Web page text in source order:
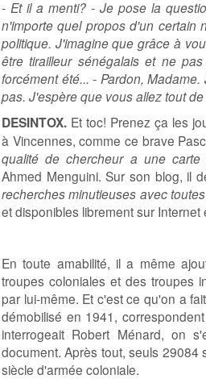
- Et il a menti? - Je pose la
n'importe quel propos d'un certain
politique. J'imagine que grâce à
être tirailleur sénégalais et ne
forcément été... - Pardon,
pas. J'espère que vous allez tout
DESINTOX. Et toc! Prenez ça les
à Vincennes, comme ce brave
qualité de chercheur a une carte
Ahmed Menguini. Sur son blog, il
recherches minutieuses avec
et disponibles librement sur
En toute amabilité, il a même
troupes coloniales et des troupes
par lui-même. Et c'est ce qu'on a
démobilisé en 1941,
interrogeait Robert Ménard, on
document. Après tout, seuls
siècle d'armée coloniale.